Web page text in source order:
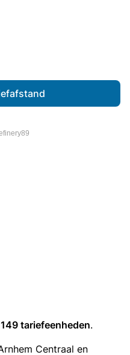
149 tariefeenheden.
Centraal en